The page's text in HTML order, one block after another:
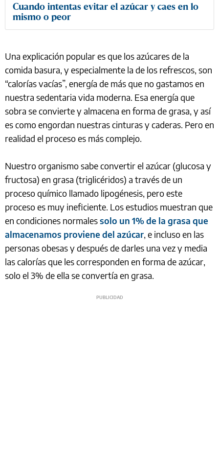
Cuando intentas evitar el azúcar y caes en lo
mismo o peor
Una explicación popular es que los azúcares de la
comida basura, y especialmente la de los refrescos, son
“calorías vacías”, energía de más que no gastamos en
nuestra sedentaria vida moderna. Esa energía que
sobra se convierte y almacena en forma de grasa, y así
es como engordan nuestras cinturas y caderas. Pero en
realidad el proceso es más complejo.
Nuestro organismo sabe convertir el azúcar (glucosa y
fructosa) en grasa (triglicéridos) a través de un
proceso químico llamado lipogénesis, pero este
proceso es muy ineficiente. Los estudios muestran que
en condiciones normalessolo un 1% de la grasa que
almacenamos proviene del azúcar, e incluso en las
personas obesas y después de darles una vez y media
las calorías que les corresponden en forma de azúcar,
solo el 3% de ella se convertía en grasa.